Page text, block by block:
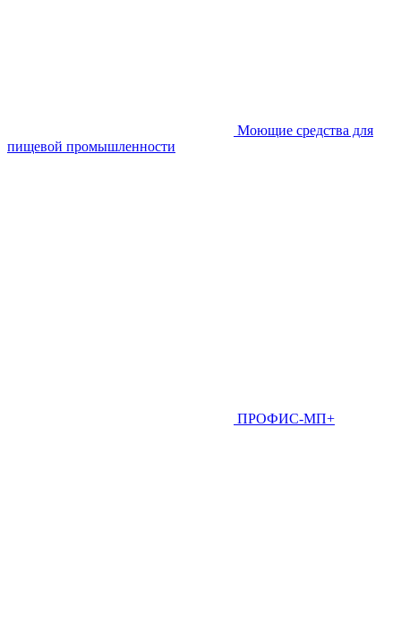
Моющие средства для
пищевой промышленности
ПРОФИС-МП+